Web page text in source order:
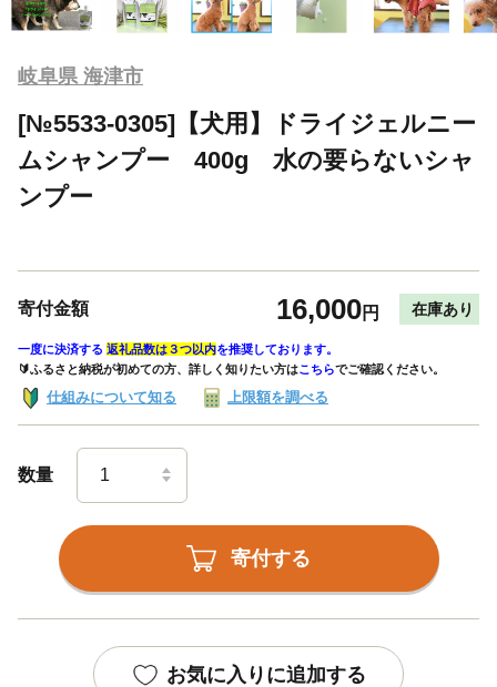
岐阜県 海津市
[№5533-0305]【犬用】ドライジェルニー
ムシャンプー 400g 水の要らないシャ
ンプー
寄付金額 16,000円 在庫あり
一度に決済する 返礼品数は３つ以内を推奨しております。
🔰ふるさと納税が初めての方、詳しく知りたい方はこちらでご確認ください。
仕組みについて知る 上限額を調べる
数量
寄付する
お気に入りに追加する